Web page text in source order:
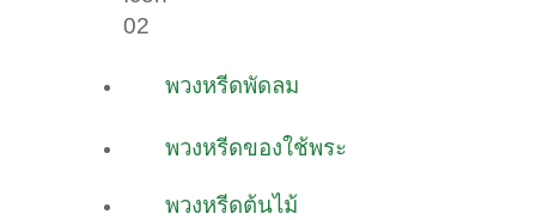
พวงหรีดพัดลม
พวงหรีดของใช้พระ
พวงหรีดต้นไม้